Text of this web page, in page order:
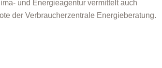
und Energieagentur vermittelt auch
der Verbraucherzentrale Energieberatung.